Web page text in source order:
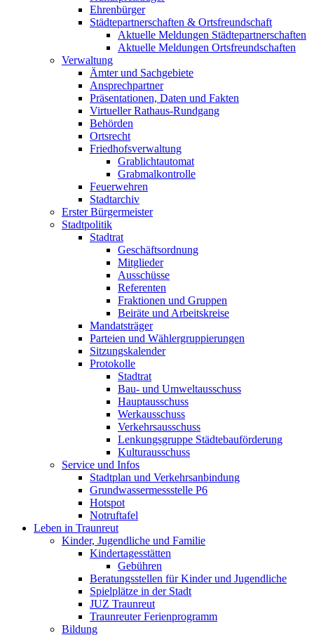
Ehrenbürger
Städtepartnerschaften & Ortsfreundschaft
Aktuelle Meldungen Städtepartnerschaften
Aktuelle Meldungen Ortsfreundschaften
Verwaltung
Ämter und Sachgebiete
Ansprechpartner
Präsentationen, Daten und Fakten
Virtueller Rathaus-Rundgang
Behörden
Ortsrecht
Friedhofsverwaltung
Grablichtautomat
Grabmalkontrolle
Feuerwehren
Stadtarchiv
Erster Bürgermeister
Stadtpolitik
Stadtrat
Geschäftsordnung
Mitglieder
Ausschüsse
Referenten
Fraktionen und Gruppen
Beiräte und Arbeitskreise
Mandatsträger
Parteien und Wählergruppierungen
Sitzungskalender
Protokolle
Stadtrat
Bau- und Umweltausschuss
Hauptausschuss
Werkausschuss
Verkehrsausschuss
Lenkungsgruppe Städtebauförderung
Kulturausschuss
Service und Infos
Stadtplan und Verkehrsanbindung
Grundwassermessstelle P6
Hotspot
Notruftafel
Leben in Traunreut
Kinder, Jugendliche und Familie
Kindertagesstätten
Gebühren
Beratungsstellen für Kinder und Jugendliche
Spielplätze in der Stadt
JUZ Traunreut
Traunreuter Ferienprogramm
Bildung